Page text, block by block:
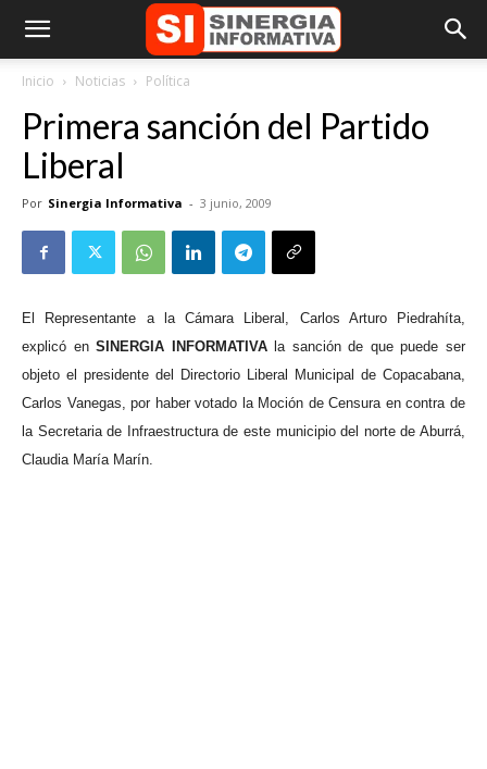
Inicio Noticias Política
Primera sanción del Partido
Liberal
Por Sinergia Informativa - 3 junio, 2009
El Representante a la Cámara Liberal, Carlos Arturo Piedrahíta,
explicó enSINERGIA INFORMATIVAla sanción de que puede ser
objeto el presidente del Directorio Liberal Municipal de Copacabana,
Carlos Vanegas, por haber votado la Moción de Censura en contra de
la Secretaria de Infraestructura de este municipio del norte de Aburrá,
Claudia María Marín.